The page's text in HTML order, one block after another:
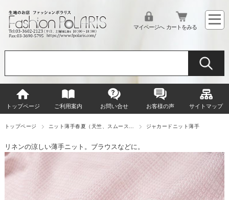
マイページへ カートをみる
トップページ ご利用案内 お問い合せ お客様の声 サイトマップ
トップページ ニット薄手春夏（天竺、スムース… ジャカードニット薄手
リネンの涼しい薄手ニット。ブラウスなどに。